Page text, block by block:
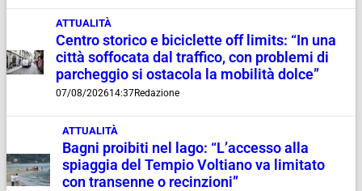
ATTUALITÀ
Centro storico e biciclette off limits: “In una
città soffocata dal traffico, con problemi di
parcheggio si ostacola la mobilità dolce”
07/08/202614:37Redazione
ATTUALITÀ
Bagni proibiti nel lago: “L’accesso alla
spiaggia del Tempio Voltiano va limitato
con transenne o recinzioni”